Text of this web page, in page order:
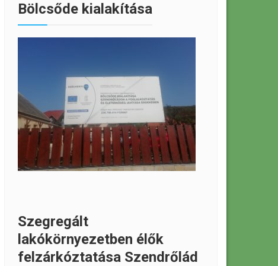
Bölcsőde kialakítása
Szegregált
lakókörnyezetben élők
felzárkóztatása Szendrőlád